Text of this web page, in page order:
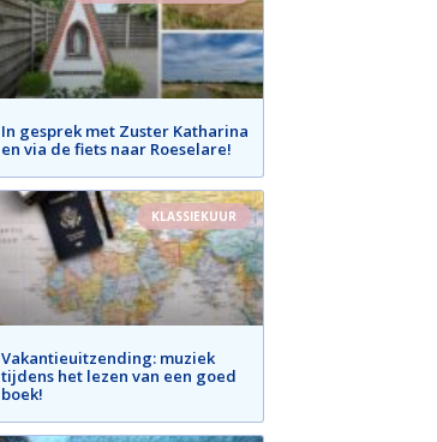
In gesprek met Zuster Katharina
en via de fiets naar Roeselare!
KLASSIEKUUR
Vakantieuitzending: muziek
tijdens het lezen van een goed
boek!